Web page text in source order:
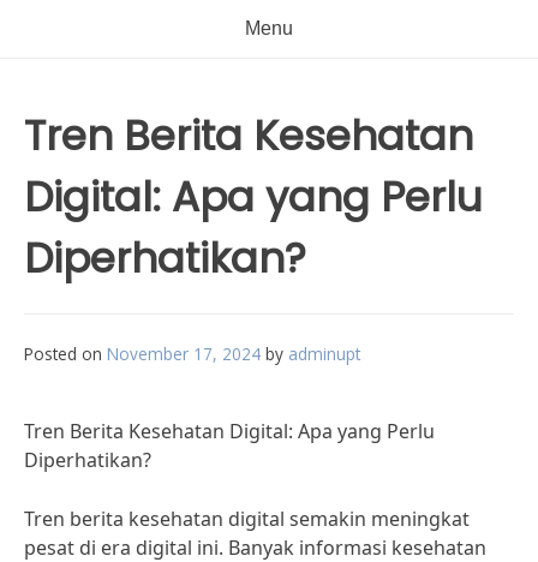
Menu
Tren Berita Kesehatan
Digital: Apa yang Perlu
Diperhatikan?
Posted on November 17, 2024 by adminupt
Tren Berita Kesehatan Digital: Apa yang Perlu
Diperhatikan?
Tren berita kesehatan digital semakin meningkat
pesat di era digital ini. Banyak informasi kesehatan